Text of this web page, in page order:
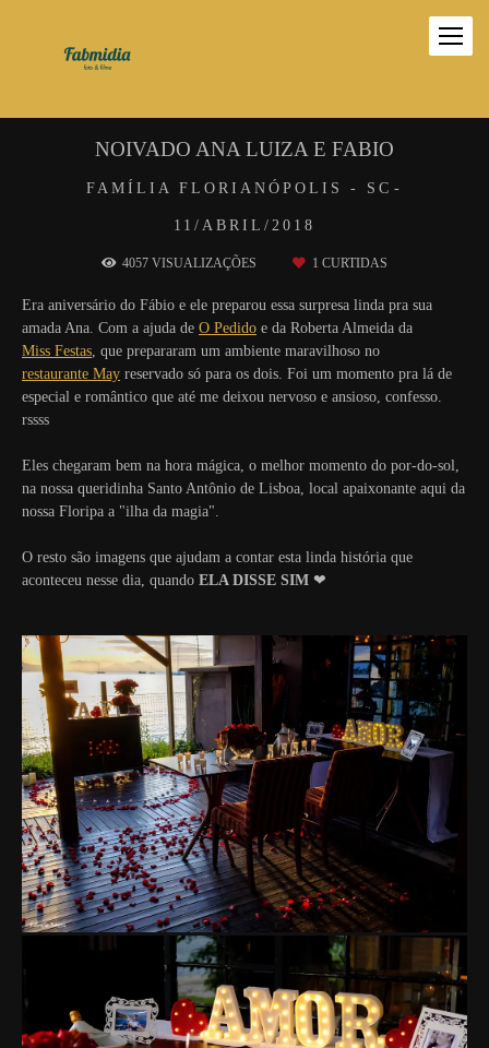
FAMÍLIA FLORIANÓPOLIS - SC
11/ABRIL/2018
NOIVADO ANA LUIZA E FABIO
4057 VISUALIZAÇÕES 1 CURTIDAS
Era aniversário do Fábio e ele preparou essa surpresa linda pra sua
amada Ana. Com a ajuda de O Pedido e da Roberta Almeida da
Miss Festas, que prepararam um ambiente maravilhoso no
restaurante May reservado só para os dois. Foi um momento pra lá de
especial e romântico que até me deixou nervoso e ansioso, confesso.
rssss
Eles chegaram bem na hora mágica, o melhor momento do por-do-sol,
na nossa queridinha Santo Antônio de Lisboa, local apaixonante aqui da
nossa Floripa a "ilha da magia".
O resto são imagens que ajudam a contar esta linda história que
aconteceu nesse dia, quando ELA DISSE SIM ❤